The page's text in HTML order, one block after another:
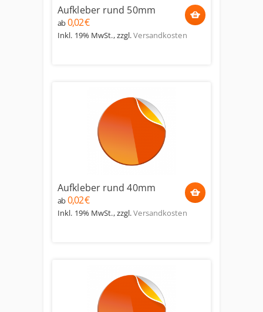
Aufkleber rund 50mm
ab 0,02 €
Inkl. 19% MwSt.,zzgl.Versandkosten
Aufkleber rund 40mm
ab 0,02 €
Inkl. 19% MwSt.,zzgl.Versandkosten